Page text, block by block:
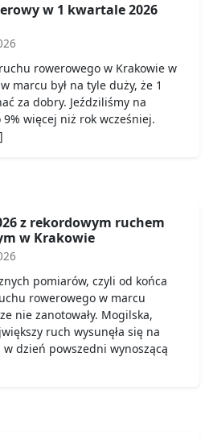
w 1 kwartale 2026
rowerowego w Krakowie w
marcu był na tyle duży, że 1
za dobry. Jeździliśmy na
więcej niż rok wcześniej.
z rekordowym ruchem
w Krakowie
pomiarów, czyli od końca
rowerowego w marcu
nie zanotowały. Mogilska,
ruch wysunęła się na
dzień powszedni wynoszącą